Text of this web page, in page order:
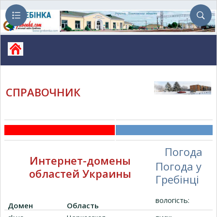
СПРАВОЧНИК
Интернет-домены
областей Украины
Домен
Область
Погода
Погода у
Гребінці
вологість: